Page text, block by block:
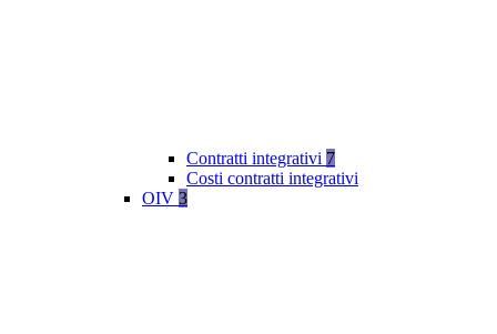
Contratti integrativi 7
Costi contratti integrativi
OIV 3